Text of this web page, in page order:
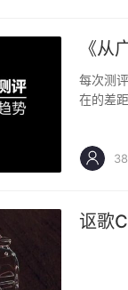
《从
每次测
在的差
讴歌